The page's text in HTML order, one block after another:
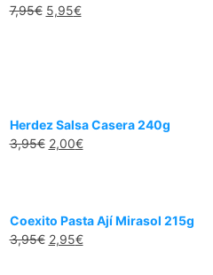
7,95€ 5,95€
Herdez Salsa Casera 240g
3,95€ 2,00€
Coexito Pasta Ají Mirasol 215g
3,95€ 2,95€